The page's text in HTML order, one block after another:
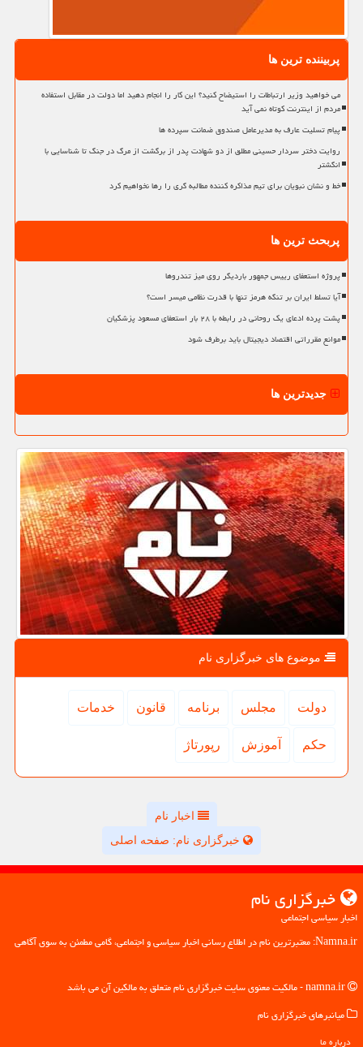
پربیننده ترین ها
می خواهید وزیر ارتباطات را استیضاح کنید؟ این کار را انجام دهید اما دولت در مقابل استفاده
مردم از اینترنت کوتاه نمی آید
پیام تسلیت عارف به مدیرعامل صندوق ضمانت سپرده ها
روایت دختر سردار حسینی مطلق از دو شهادت پدر از برگشت از مرگ در جنگ تا شناسایی با
انگشتر
خط و نشان نبویان برای تیم مذاکره کننده مطالبه گری را رها نخواهیم کرد
پربحث ترین ها
پروژه استعفای رییس جمهور باردیگر روی میز تندروها
آیا تسلط ایران بر تنگه هرمز تنها با قدرت نظامی میسر است؟
پشت پرده ادعای یک روحانی در رابطه با ۲۸ بار استعفای مسعود پزشکیان
موانع مقرراتی اقتصاد دیجیتال باید برطرف شود
جدیدترین ها
موضوع های خبرگزاری نام
دولت مجلس برنامه قانون خدمات
حكم آموزش رپورتاژ
اخبار نام
خبرگزاری نام: صفحه اصلی
خبرگزاری نام
اخبار سیاسی اجتماعی
Namna.ir: معتبرترین نام در اطلاع رسانی اخبار سیاسی و اجتماعی، گامی مطمئن به سوی آگاهی
میانبرهای خبرگزاری نام
درباره ما